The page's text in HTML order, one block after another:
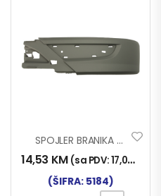
SPOJLER BRANIKA ACTROS MP3 LIJ.(USKI)
14,53 KM (sa PDV:17,00
(ŠIFRA: 5184)